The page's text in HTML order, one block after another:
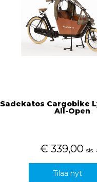
Sadekatos Cargobike
All-Open
€ 339,00 sis.
Tilaa nyt